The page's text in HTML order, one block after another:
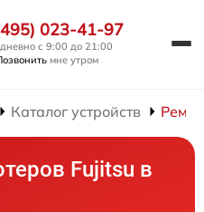
023-41-97
с 9:00 до 21:00
мне утром
Каталог устройств
Fujitsu в